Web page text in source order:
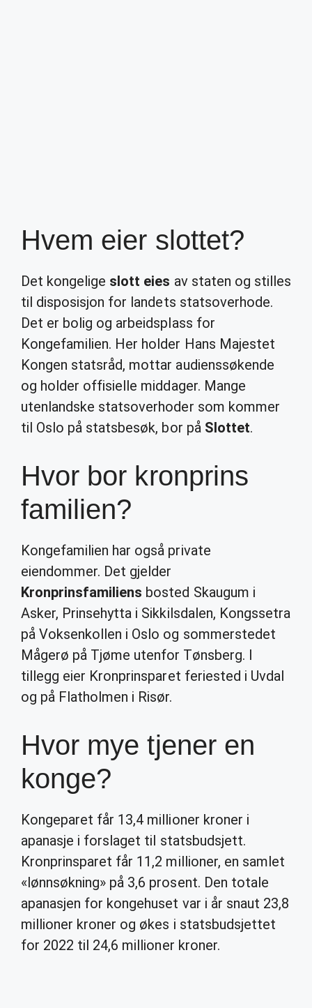
Hvem eier slottet?
Det kongelige slott eies av staten og stilles
til disposisjon for landets statsoverhode.
Det er bolig og arbeidsplass for
Kongefamilien. Her holder Hans Majestet
Kongen statsråd, mottar audienssøkende
og holder offisielle middager. Mange
utenlandske statsoverhoder som kommer
til Oslo på statsbesøk, bor på Slottet.
Hvor bor kronprins
familien?
Kongefamilien har også private
eiendommer. Det gjelder
Kronprinsfamiliens bosted Skaugum i
Asker, Prinsehytta i Sikkilsdalen, Kongssetra
på Voksenkollen i Oslo og sommerstedet
Mågerø på Tjøme utenfor Tønsberg. I
tillegg eier Kronprinsparet feriested i Uvdal
og på Flatholmen i Risør.
Hvor mye tjener en
konge?
Kongeparet får 13,4 millioner kroner i
apanasje i forslaget til statsbudsjett.
Kronprinsparet får 11,2 millioner, en samlet
«lønnsøkning» på 3,6 prosent. Den totale
apanasjen for kongehuset var i år snaut 23,8
millioner kroner og økes i statsbudsjettet
for 2022 til 24,6 millioner kroner.